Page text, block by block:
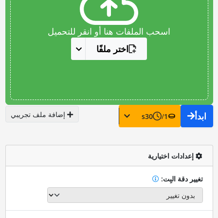
اسحب الملفات هنا أو انقر للتحميل
اختر ملفًا
ابدأ 1
/
30
s إضافة ملف تجريبي
إعدادات اختيارية
تغيير دقة البِت: